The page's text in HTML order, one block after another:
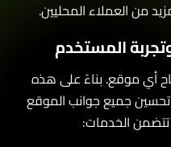
العملاء المحليين.
المستخدم
أي موقع. بناءً على هذه
جميع جوانب الموقع
الخدمات: